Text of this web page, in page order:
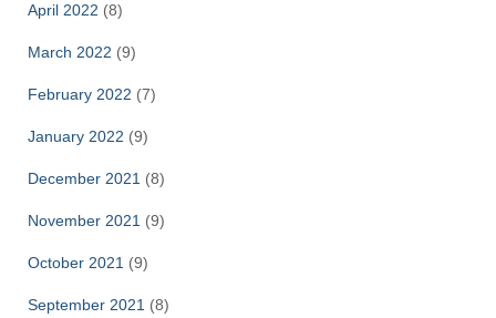
April 2022 (8)
March 2022 (9)
February 2022 (7)
January 2022 (9)
December 2021 (8)
November 2021 (9)
October 2021 (9)
September 2021 (8)